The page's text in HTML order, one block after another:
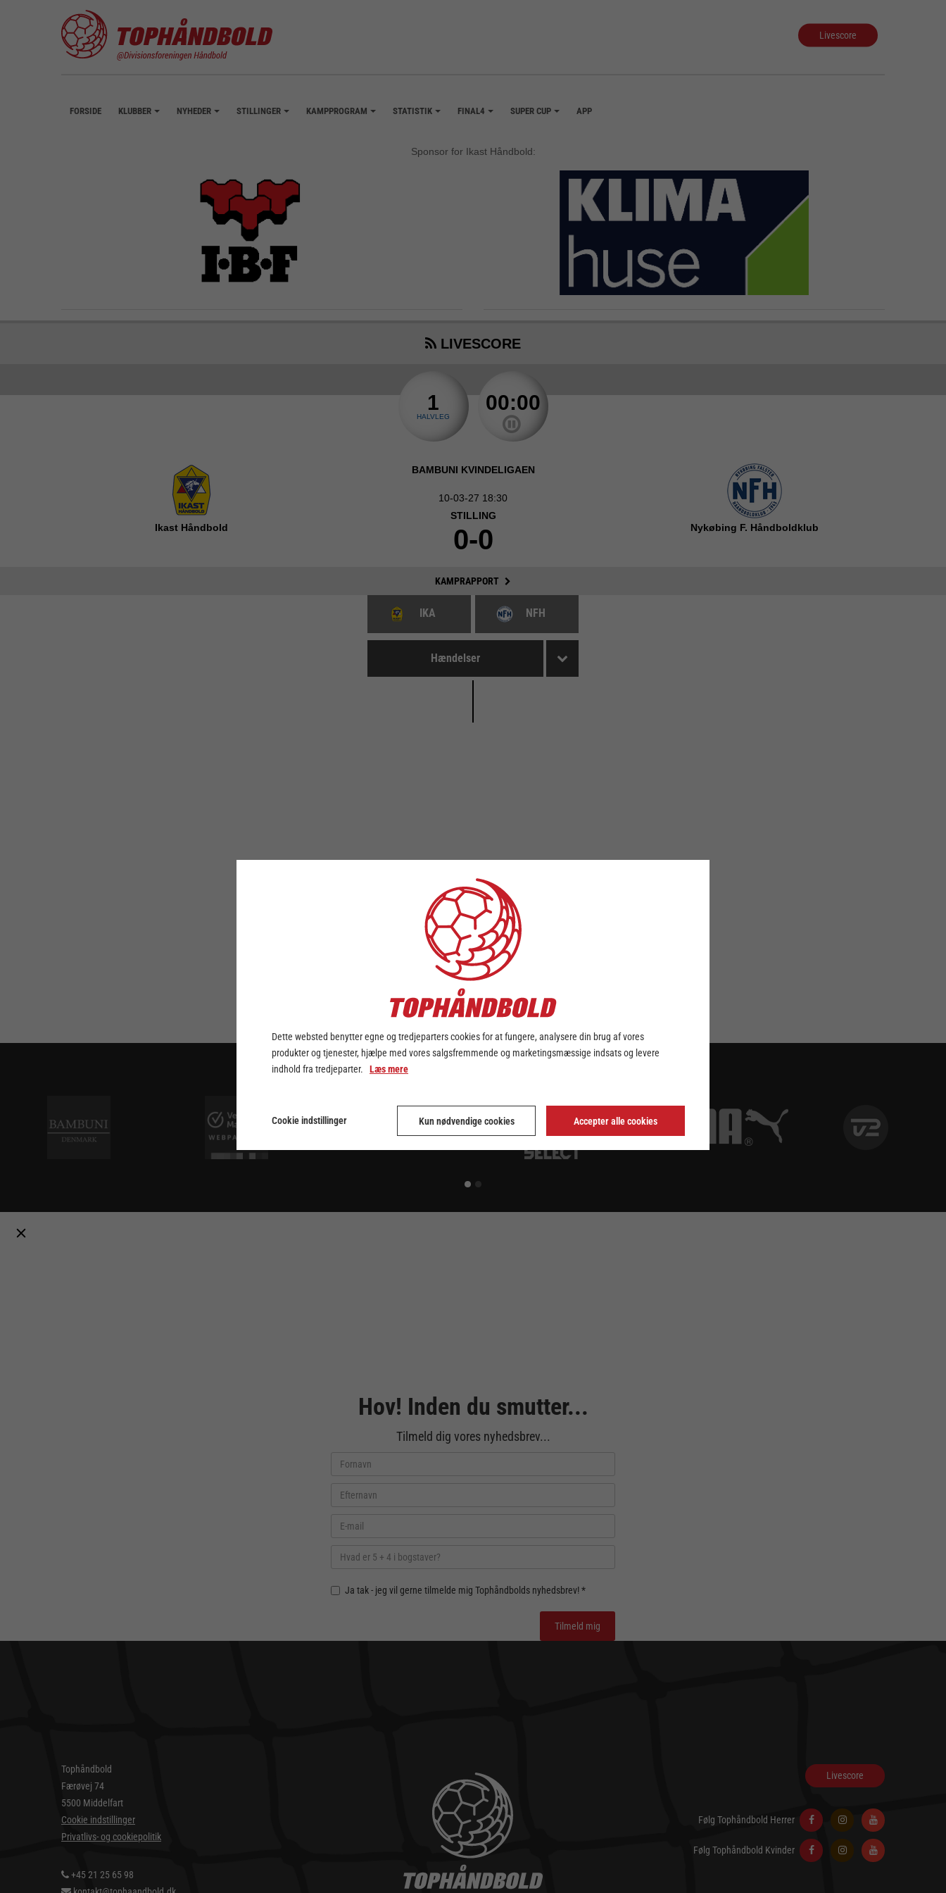
Livescore
FORSIDE KLUBBER NYHEDER STILLINGER KAMPPROGRAM STATISTIK FINAL4 SUPER CUP APP
Sponsor for Ikast Håndbold:
LIVESCORE
1
HALVLEG
00:00
Ikast Håndbold
BAMBUNI KVINDELIGAEN
10-03-27 18:30
STILLING
0-0 Nykøbing F. Håndboldklub
KAMPRAPPORT
IKA NFH
Hændelser
Hov! Inden du smutter...
Tilmeld dig vores nyhedsbrev...
Ja tak - jeg vil gerne tilmelde mig Tophåndbolds nyhedsbrev! *
Tophåndbold
Færøvej 74
5500 Middelfart
Cookie indstillinger
Privatlivs- og cookiepolitik
+45 21 25 65 98
Livescore
Følg Tophåndbold Herrer
Følg Tophåndbold Kvinder
Dette websted benytter egne og tredjeparters cookies for at fungere, analysere din brug af vores
produkter og tjenester, hjælpe med vores salgsfremmende og marketingsmæssige indsats og levere
indhold fra tredjeparter. Læs mere
Cookie indstillinger Kun nødvendige cookies Accepter alle cookies